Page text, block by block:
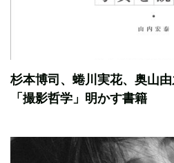
杉本博司、蜷川実花、奥山
「撮影哲学」明かす書籍